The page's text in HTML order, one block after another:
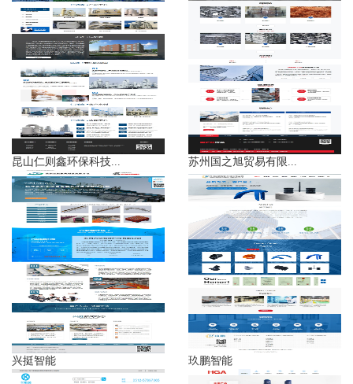
昆山仁则鑫环保科技... 苏州国之旭贸易有限...
兴挺智能 玖鹏智能